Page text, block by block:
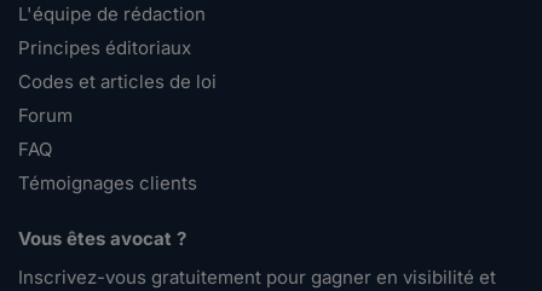
L'équipe de rédaction
Principes éditoriaux
Codes et articles de loi
Forum
FAQ
Témoignages clients
Vous êtes avocat ?
Inscrivez-vous gratuitement pour gagner en visibilité et